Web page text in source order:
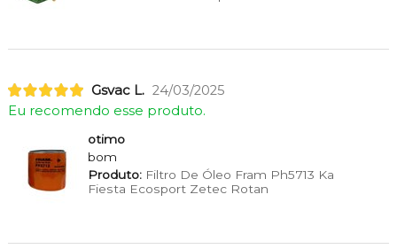
Gsvac L. 24/03/2025
Eu recomendo esse produto.
otimo
bom
Produto:Filtro De Óleo Fram Ph5713 Ka
Fiesta Ecosport Zetec Rotan